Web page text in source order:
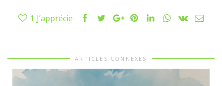
1 J’apprécie
ARTICLES CONNEXES